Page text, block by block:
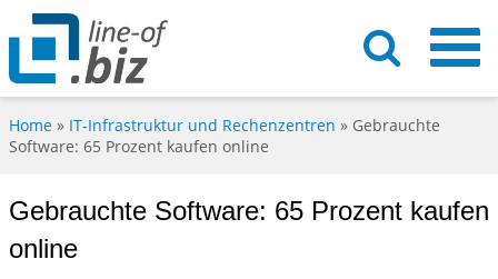
Home » IT-Infrastruktur und Rechenzentren » Gebrauchte
Software: 65 Prozent kaufen online
Gebrauchte Software: 65 Prozent kaufen
online